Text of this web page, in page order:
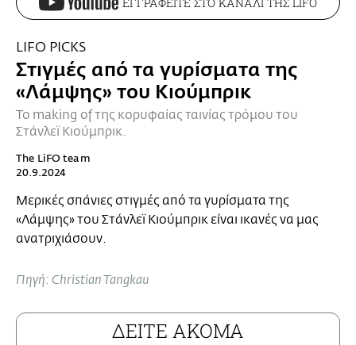
LIFO PICKS
Στιγμές από τα γυρίσματα της
«Λάμψης» του Κιούμπρικ
Το making of της κορυφαίας ταινίας τρόμου του
Στάνλεϊ Κιούμπρικ.
The LiFO team
20.9.2024
Μερικές σπάνιες στιγμές από τα γυρίσματα της
«Λάμψης» του Στάνλεϊ Κιούμπρικ είναι ικανές να μας
ανατριχιάσουν.
Πηγή: Christian Tangkau
ΔΕΙΤΕ ΑΚΟΜΑ